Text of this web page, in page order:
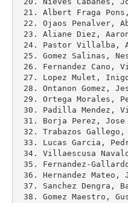
21. Albert Fraga
22. Ojaos
23. Aliane Diez,
24. Pastor
25. Gomez
26. Fernandez
27. Lopez Mulet,
28. Ontanon
29. Ortega
30. Padilla
31. Borja Perez,
32. Trabazos
33. Lucas Garcia,
34. Villaescusa
35. Fernandez-
36. Hernandez
37. Sanchez
38. Gomez